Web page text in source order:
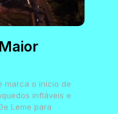
marca o início de
infláveis e
Leme para